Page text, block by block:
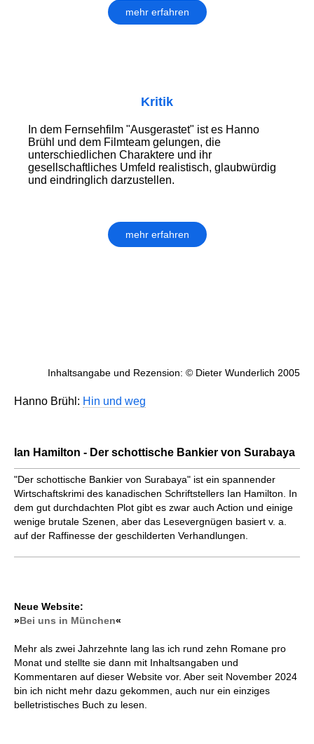
mehr erfahren
Kritik
In dem Fernsehfilm "Ausgerastet" ist es Hanno
Brühl und dem Filmteam gelungen, die
unterschiedlichen Charaktere und ihr
gesellschaftliches Umfeld realistisch, glaubwürdig
und eindringlich darzustellen.
mehr erfahren
Inhaltsangabe und Rezension: © Dieter Wunderlich 2005
Hanno Brühl: Hin und weg
Ian Hamilton - Der schottische Bankier von Surabaya
"Der schottische Bankier von Surabaya" ist ein spannender
Wirtschaftskrimi des kanadischen Schriftstellers Ian Hamilton. In
dem gut durchdachten Plot gibt es zwar auch Action und einige
wenige brutale Szenen, aber das Lesevergnügen basiert v. a.
auf der Raffinesse der geschilderten Verhandlungen.
Neue Website:
»Bei uns in München«
Mehr als zwei Jahrzehnte lang las ich rund zehn Romane pro
Monat und stellte sie dann mit Inhaltsangaben und
Kommentaren auf dieser Website vor. Aber seit November 2024
bin ich nicht mehr dazu gekommen, auch nur ein einziges
belletristisches Buch zu lesen.